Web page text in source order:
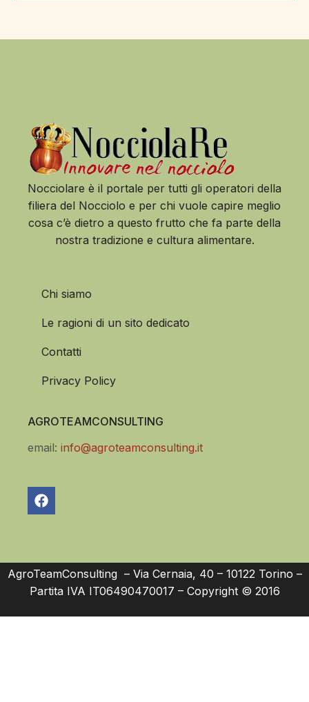
Nocciolare è il portale per tutti gli operatori della
filiera del Nocciolo e per chi vuole capire meglio
cosa c’è dietro a questo frutto che fa parte della
nostra tradizione e cultura alimentare.
Chi siamo
Le ragioni di un sito dedicato
Contatti
Privacy Policy
AGROTEAMCONSULTING
email: info@agroteamconsulting.it
AgroTeamConsulting – Via Cernaia, 40 – 10122 Torino –
Partita IVA IT06490470017 – Copyright © 2016